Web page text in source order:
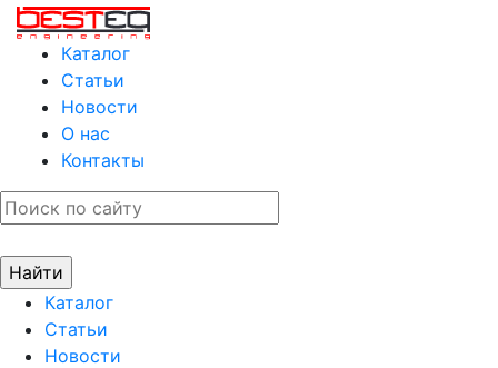
Каталог
Статьи
Новости
О нас
Контакты
Каталог
Статьи
Новости